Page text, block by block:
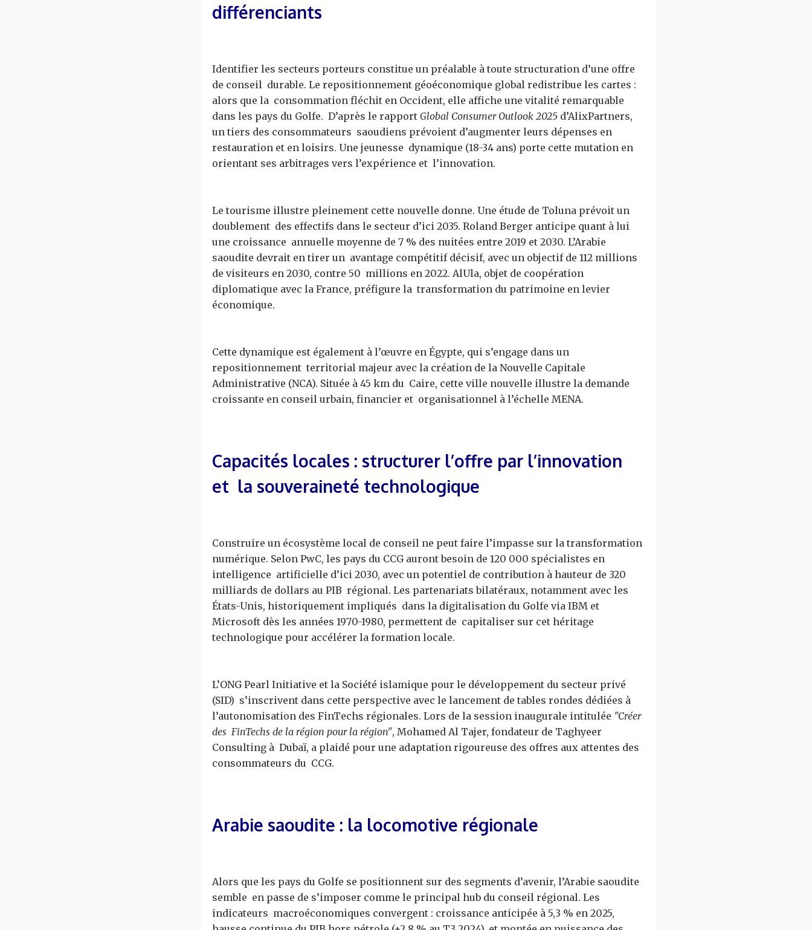
différenciants
Identifier les secteurs porteurs constitue un préalable à toute structuration d’une offre
de conseil durable. Le repositionnement géoéconomique global redistribue les cartes :
alors que la consommation fléchit en Occident, elle affiche une vitalité remarquable
dans les pays du Golfe. D’après le rapport Global Consumer Outlook 2025 d’AlixPartners,
un tiers des consommateurs saoudiens prévoient d’augmenter leurs dépenses en
restauration et en loisirs. Une jeunesse dynamique (18-34 ans) porte cette mutation en
orientant ses arbitrages vers l’expérience et l’innovation.
Le tourisme illustre pleinement cette nouvelle donne. Une étude de Toluna prévoit un
doublement des effectifs dans le secteur d’ici 2035. Roland Berger anticipe quant à lui
une croissance annuelle moyenne de 7 % des nuitées entre 2019 et 2030. L’Arabie
saoudite devrait en tirer un avantage compétitif décisif, avec un objectif de 112 millions
de visiteurs en 2030, contre 50 millions en 2022. AlUla, objet de coopération
diplomatique avec la France, préfigure la transformation du patrimoine en levier
économique.
Cette dynamique est également à l’œuvre en Égypte, qui s’engage dans un
repositionnement territorial majeur avec la création de la Nouvelle Capitale
Administrative (NCA). Située à 45 km du Caire, cette ville nouvelle illustre la demande
croissante en conseil urbain, financier et organisationnel à l’échelle MENA.
Capacités locales : structurer l’offre par l’innovation
et la souveraineté technologique
Construire un écosystème local de conseil ne peut faire l’impasse sur la transformation
numérique. Selon PwC, les pays du CCG auront besoin de 120 000 spécialistes en
intelligence artificielle d’ici 2030, avec un potentiel de contribution à hauteur de 320
milliards de dollars au PIB régional. Les partenariats bilatéraux, notamment avec les
États-Unis, historiquement impliqués dans la digitalisation du Golfe via IBM et
Microsoft dès les années 1970-1980, permettent de capitaliser sur cet héritage
technologique pour accélérer la formation locale.
L’ONG Pearl Initiative et la Société islamique pour le développement du secteur privé
(SID) s’inscrivent dans cette perspective avec le lancement de tables rondes dédiées à
l’autonomisation des FinTechs régionales. Lors de la session inaugurale intitulée "Créer
des FinTechs de la région pour la région", Mohamed Al Tajer, fondateur de Taghyeer
Consulting à Dubaï, a plaidé pour une adaptation rigoureuse des offres aux attentes des
consommateurs du CCG.
Arabie saoudite : la locomotive régionale
Alors que les pays du Golfe se positionnent sur des segments d’avenir, l’Arabie saoudite
semble en passe de s’imposer comme le principal hub du conseil régional. Les
indicateurs macroéconomiques convergent : croissance anticipée à 5,3 % en 2025,